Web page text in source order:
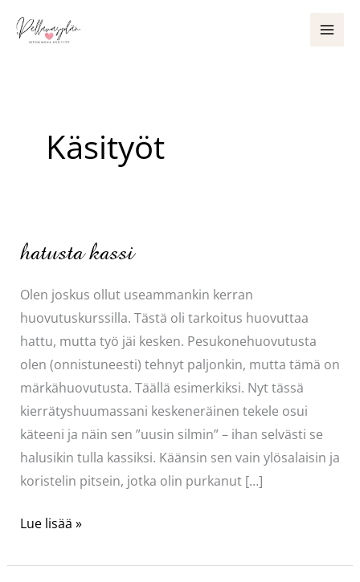
sisältöön
Käsityöt
hatusta kassi
Olen joskus ollut useammankin kerran
huovutuskurssilla. Tästä oli tarkoitus huovuttaa
hattu, mutta työ jäi kesken. Pesukonehuovutusta
olen (onnistuneesti) tehnyt paljonkin, mutta tämä on
märkähuovutusta. Täällä esimerkiksi. Nyt tässä
kierrätyshuumassani keskeneräinen tekele osui
käteeni ja näin sen ”uusin silmin” – ihan selvästi se
halusikin tulla kassiksi. Käänsin sen vain ylösalaisin ja
koristelin pitsein, jotka olin purkanut […]
hatusta
Lue lisää »